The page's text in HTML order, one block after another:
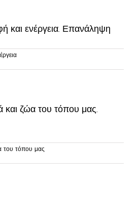
ενέργεια. Επανάληψη
ζώα του τόπου μας.
του τόπου μας